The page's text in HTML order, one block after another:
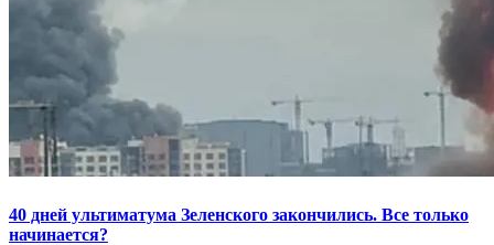
40 дней ультиматума Зеленского закончились. Все только
начинается?